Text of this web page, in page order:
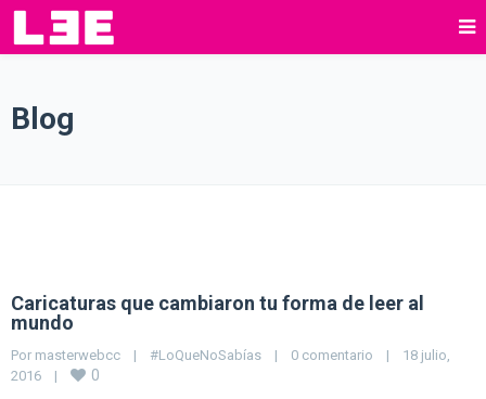
Blog
Caricaturas que cambiaron tu forma de leer al
mundo
Por masterwebcc | #LoQueNoSabías | 0 comentario |
18 julio,
2016 | 0